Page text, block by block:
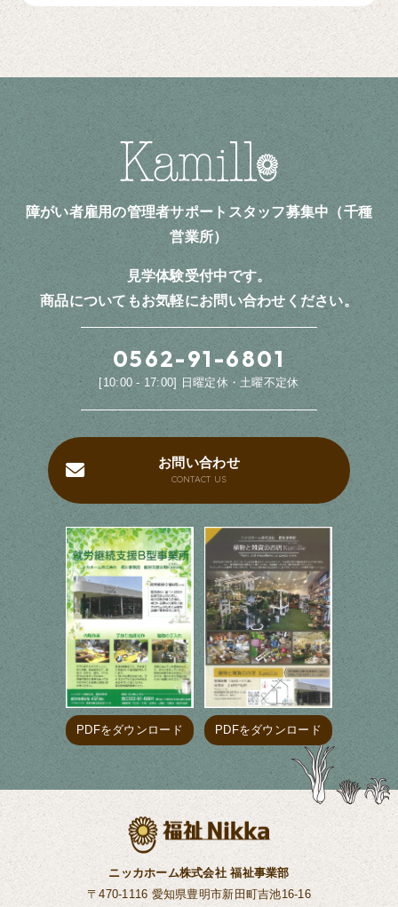
障がい者雇用の管理者サポートスタッフ募集中（千種
営業所）
見学体験受付中です。
商品についてもお気軽にお問い合わせください。
0562-91-6801
[10:00 - 17:00] 日曜定休・土曜不定休
お問い合わせ
CONTACT US
PDFをダウンロード PDFをダウンロード
ニッカホーム株式会社 福祉事業部
〒470-1116 愛知県豊明市新田町吉池16-16